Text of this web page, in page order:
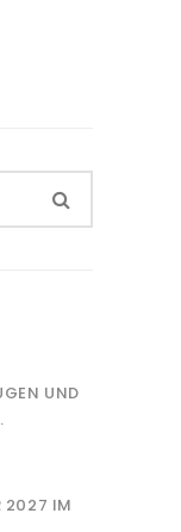
UND
2027 IM